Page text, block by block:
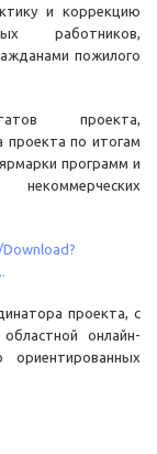
и коррекцию
работников,
пожилого
проекта,
по итогам
программ и
проекта, с
онлайн-